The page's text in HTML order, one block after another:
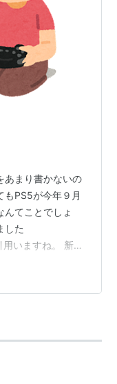
あまり書かないの
もPS5が今年９月
んてことでしょ
した
いますね。 新し
年9月15日
スクドライブ搭
rayデ…